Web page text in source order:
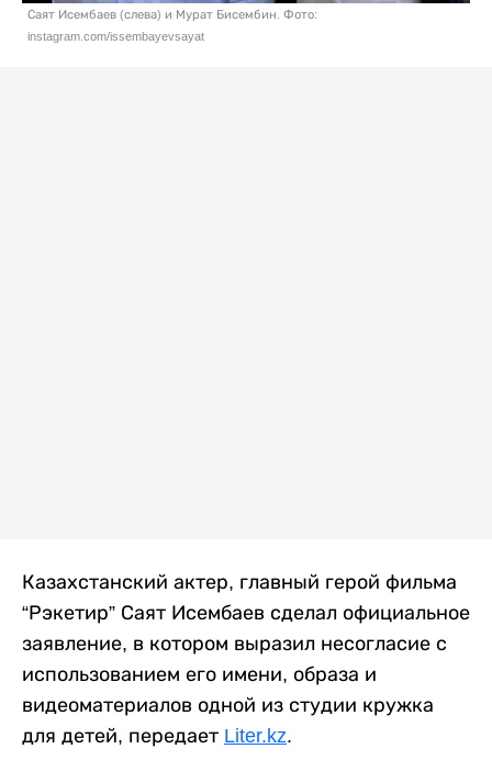
Саят Исембаев (слева) и Мурат Бисембин. Фото:
instagram.com/issembayevsayat
Казахстанский актер, главный герой фильма
“Рэкетир” Саят Исембаев сделал официальное
заявление, в котором выразил несогласие с
использованием его имени, образа и
видеоматериалов одной из студии кружка
для детей, передает Liter.kz.